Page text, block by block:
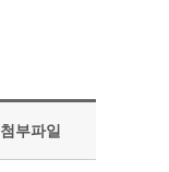
첨부파일